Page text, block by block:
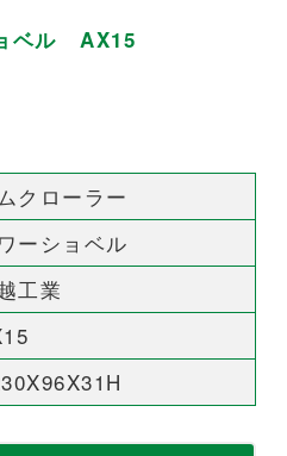
ベル AX15
クローラー
ーショベル
工業